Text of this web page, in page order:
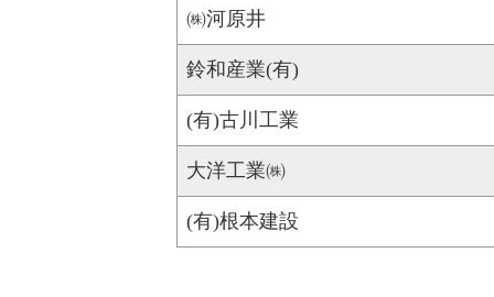
㈱河原井
鈴和産業(有)
(有)古川工業
大洋工業㈱
(有)根本建設